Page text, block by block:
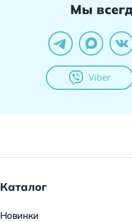
Мы
Viber
Каталог
Новинки